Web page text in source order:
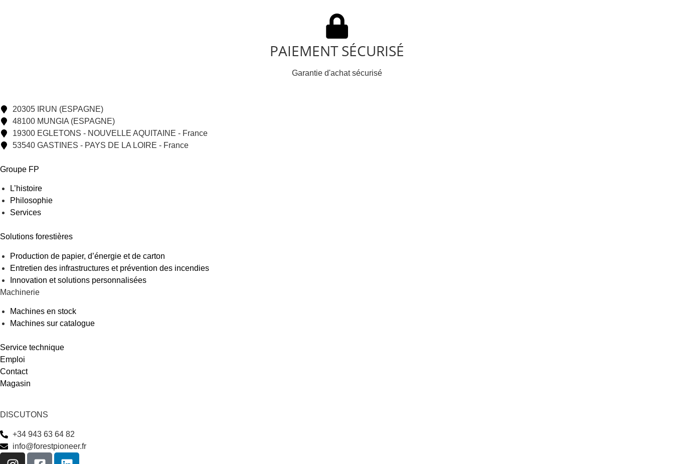
PAIEMENT SÉCURISÉ
Garantie d'achat sécurisé
20305 IRUN (ESPAGNE)
48100 MUNGIA (ESPAGNE)
19300 EGLETONS - NOUVELLE AQUITAINE - France
53540 GASTINES - PAYS DE LA LOIRE - France
Groupe FP
L’histoire
Philosophie
Services
Solutions forestières
Production de papier, d’énergie et de carton
Entretien des infrastructures et prévention des incendies
Innovation et solutions personnalisées
Machinerie
Machines en stock
Machines sur catalogue
Service technique
Emploi
Contact
Magasin
DISCUTONS
+34 943 63 64 82
info@forestpioneer.fr